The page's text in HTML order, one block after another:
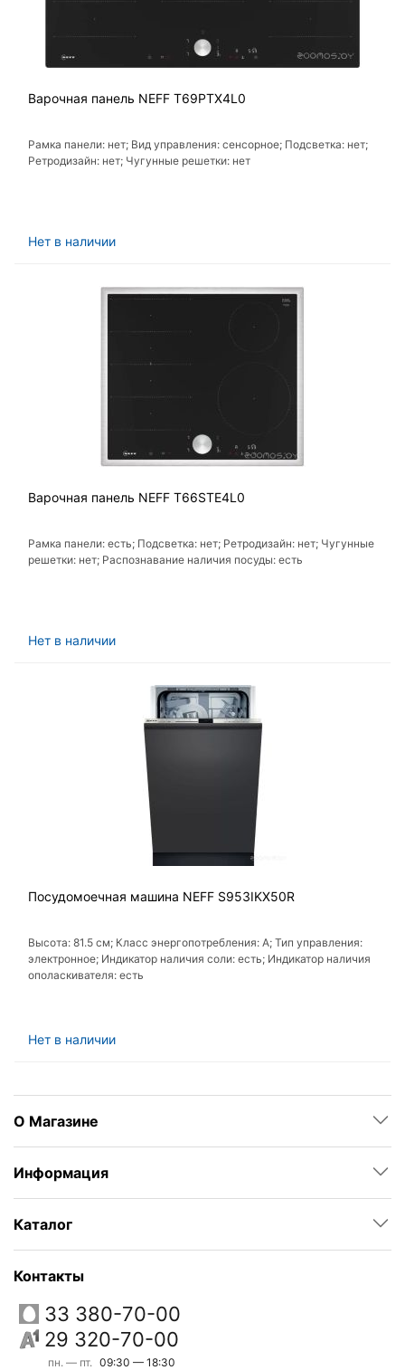
Варочная панель NEFF T69PTX4L0
Рамка панели: нет; Вид управления: сенсорное; Подсветка: нет;
Ретродизайн: нет; Чугунные решетки: нет
Нет в наличии
Варочная панель NEFF T66STE4L0
Рамка панели: есть; Подсветка: нет; Ретродизайн: нет; Чугунные
решетки: нет; Распознавание наличия посуды: есть
Нет в наличии
Посудомоечная машина NEFF S953IKX50R
Высота: 81.5 см; Класс энергопотребления: A; Тип управления:
электронное; Индикатор наличия соли: есть; Индикатор наличия
ополаскивателя: есть
Нет в наличии
О Магазине
Информация
Каталог
Контакты
33 380-70-00
29 320-70-00
пн. — пт. 09:30 — 18:30